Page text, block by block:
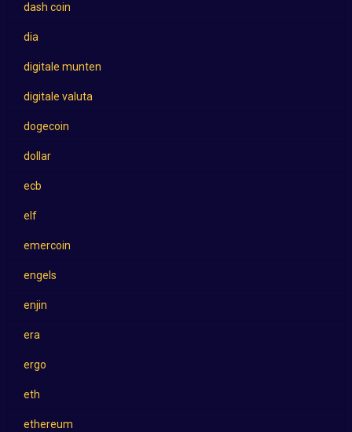
dash coin
dia
digitale munten
digitale valuta
dogecoin
dollar
ecb
elf
emercoin
engels
enjin
era
ergo
eth
ethereum